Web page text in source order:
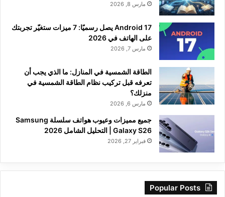
مارس 8, 2026
Android 17 يصل رسميًا: 7 ميزات ستغيّر تجربتك
على الهاتف في 2026
مارس 7, 2026
الطاقة الشمسية في المنازل: ما الذي يجب أن
تعرفه قبل تركيب نظام الطاقة الشمسية في
منزلك؟
مارس 6, 2026
جميع مميزات وعيوب هواتف سلسلة Samsung
Galaxy S26 | التحليل الشامل 2026
فبراير 27, 2026
Popular Posts